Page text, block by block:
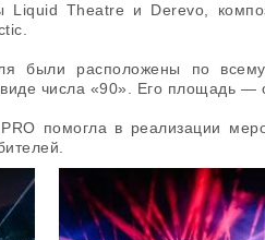
Liquid Theatre и Derevo,
были расположены по
виде числа «90». Его площадь
помогла в реализации